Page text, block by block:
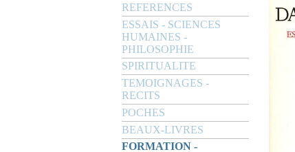
REFERENCES
ESSAIS - SCIENCES
HUMAINES -
PHILOSOPHIE
SPIRITUALITE
TEMOIGNAGES -
RECITS
POCHES
BEAUX-LIVRES
FORMATION -